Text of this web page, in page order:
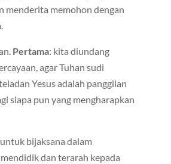
menderita memohon dengan
Pertama: kita diundang
agar Tuhan sudi
Yesus adalah panggilan
siapa pun yang mengharapkan
bijaksana dalam
dan terarah kepada